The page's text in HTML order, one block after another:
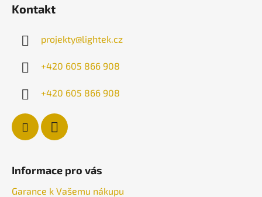
Kontakt
projekty@lightek.cz
+420 605 866 908
+420 605 866 908
Informace pro vás
Garance k Vašemu nákupu